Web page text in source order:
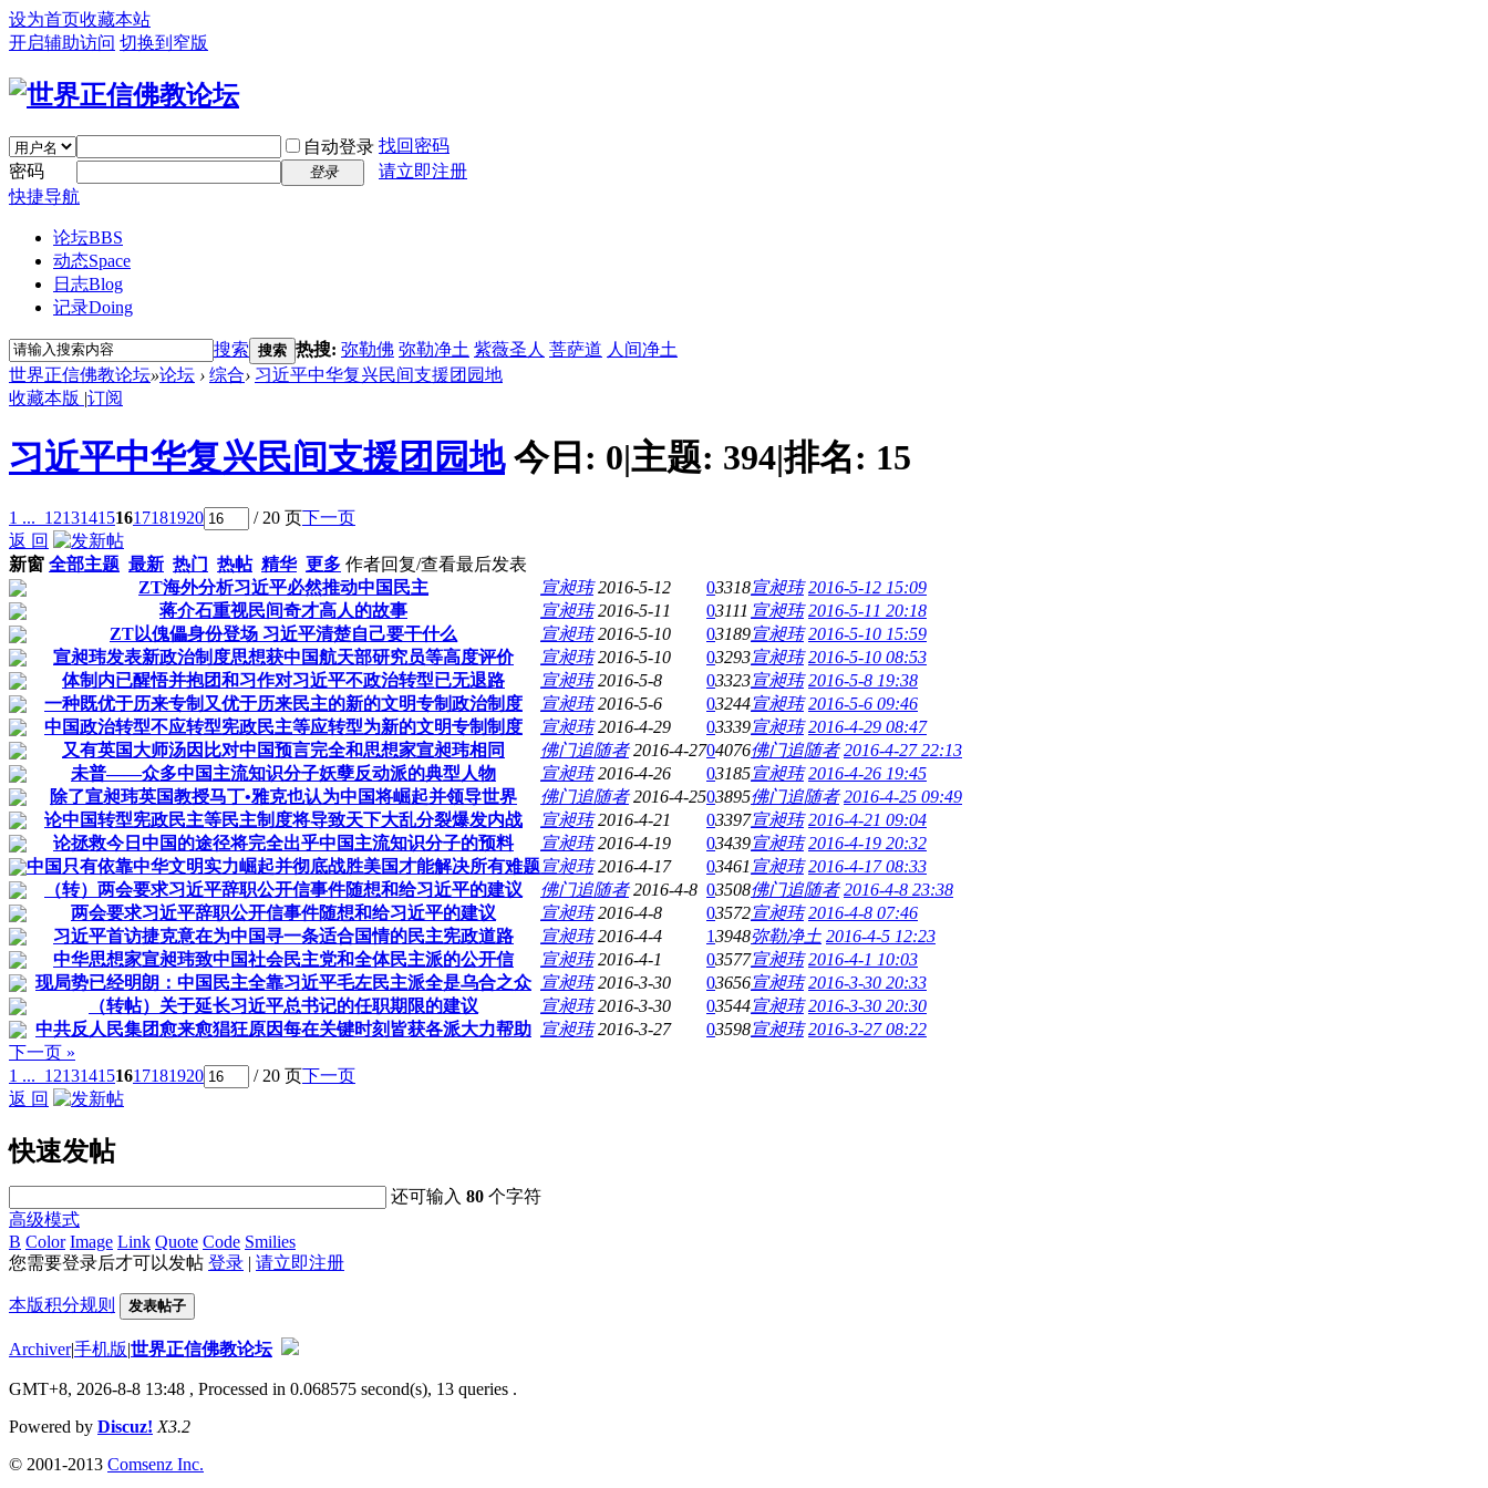
设为首页收藏本站
开启辅助访问 切换到窄版
自动登录 找回密码
密码
登录
请立即注册
快捷导航
论坛BBS
动态Space
日志Blog
记录Doing
搜索 搜索 热搜: 弥勒佛 弥勒净土 紫薇圣人 菩萨道 人间净土
世界正信佛教论坛»论坛 › 综合› 习近平中华复兴民间支援团园地
收藏本版 |订阅
习近平中华复兴民间支援团园地 今日: 0|主题: 394|排名: 15
1 ... 121314151617181920 / 20 页下一页
返 回
新窗 全部主题 最新 热门 热帖 精华 更多 作者回复/查看最后发表
ZT海外分析习近平必然推动中国民主
宣昶玮 2016-5-12 03318宣昶玮 2016-5-12 15:09
蒋介石重视民间奇才高人的故事
宣昶玮 2016-5-11 03111 宣昶玮 2016-5-11 20:18
ZT以傀儡身份登场 习近平清楚自己要干什么
宣昶玮 2016-5-10 03189宣昶玮 2016-5-10 15:59
宣昶玮发表新政治制度思想获中国航天部研究员等高度评价
宣昶玮 2016-5-10 03293宣昶玮 2016-5-10 08:53
体制内已醒悟并抱团和习作对习近平不政治转型已无退路
宣昶玮 2016-5-8 03323宣昶玮 2016-5-8 19:38
一种既优于历来专制又优于历来民主的新的文明专制政治制度
宣昶玮 2016-5-6 03244宣昶玮 2016-5-6 09:46
中国政治转型不应转型宪政民主等应转型为新的文明专制制度
宣昶玮 2016-4-29 03339宣昶玮 2016-4-29 08:47
又有英国大师汤因比对中国预言完全和思想家宣昶玮相同
佛门追随者 2016-4-2704076佛门追随者 2016-4-27 22:13
未普——众多中国主流知识分子妖孽反动派的典型人物
宣昶玮 2016-4-26 03185宣昶玮 2016-4-26 19:45
除了宣昶玮英国教授马丁•雅克也认为中国将崛起并领导世界
佛门追随者 2016-4-2503895佛门追随者 2016-4-25 09:49
论中国转型宪政民主等民主制度将导致天下大乱分裂爆发内战
宣昶玮 2016-4-21 03397宣昶玮 2016-4-21 09:04
论拯救今日中国的途径将完全出乎中国主流知识分子的预料
宣昶玮 2016-4-19 03439宣昶玮 2016-4-19 20:32
中国只有依靠中华文明实力崛起并彻底战胜美国才能解决所有难题宣昶玮 2016-4-17 03461 宣昶玮 2016-4-17 08:33
（转）两会要求习近平辞职公开信事件随想和给习近平的建议
佛门追随者 2016-4-8 03508佛门追随者 2016-4-8 23:38
两会要求习近平辞职公开信事件随想和给习近平的建议
宣昶玮 2016-4-8 03572宣昶玮 2016-4-8 07:46
习近平首访捷克意在为中国寻一条适合国情的民主宪政道路
宣昶玮 2016-4-4 13948弥勒净土 2016-4-5 12:23
中华思想家宣昶玮致中国社会民主党和全体民主派的公开信
宣昶玮 2016-4-1 03577宣昶玮 2016-4-1 10:03
现局势已经明朗：中国民主全靠习近平毛左民主派全是乌合之众
宣昶玮 2016-3-30 03656宣昶玮 2016-3-30 20:33
（转帖）关于延长习近平总书记的任职期限的建议
宣昶玮 2016-3-30 03544宣昶玮 2016-3-30 20:30
中共反人民集团愈来愈猖狂原因每在关键时刻皆获各派大力帮助
宣昶玮 2016-3-27 03598宣昶玮 2016-3-27 08:22
下一页 »
1 ... 121314151617181920 / 20 页下一页
返 回
快速发帖
还可输入80 个字符
高级模式
B Color Image Link Quote Code Smilies
您需要登录后才可以发帖 登录 | 请立即注册
本版积分规则 发表帖子
Archiver|手机版|世界正信佛教论坛
GMT+8, 2026-8-8 13:48 , Processed in 0.068575 second(s), 13 queries .
Powered by Discuz! X3.2
© 2001-2013 Comsenz Inc.